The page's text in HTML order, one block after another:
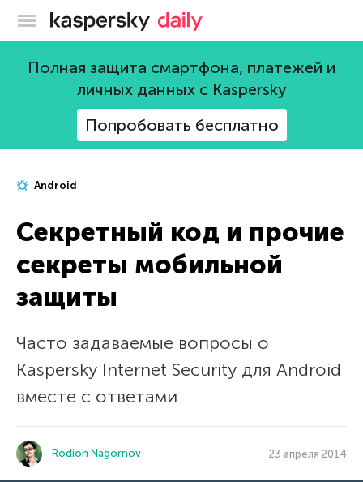
Блог Касперского
Полная защита смартфона, платежей и
личных данных с Kaspersky
Попробовать бесплатно
Android
Секретный код и прочие
секреты мобильной
защиты
Часто задаваемые вопросы о
Kaspersky Internet Security для Android
вместе с ответами
Rodion Nagornov 23 апреля 2014